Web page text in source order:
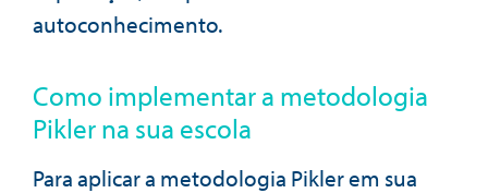
autoconhecimento.
Como implementar a metodologia
Pikler na sua escola
Para aplicar a metodologia Pikler em sua